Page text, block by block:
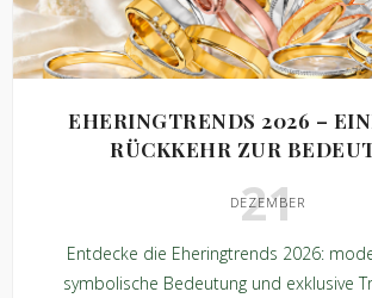
EHERINGTRENDS 2026 –
RÜCKKEHR ZUR
21
DEZEMBER
Entdecke die Eheringtrends 2026:
symbolische Bedeutung und exklusive